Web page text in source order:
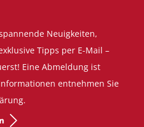
Neuigkeiten,
Tipps per E-Mail –
Eine Abmeldung ist
entnehmen Sie